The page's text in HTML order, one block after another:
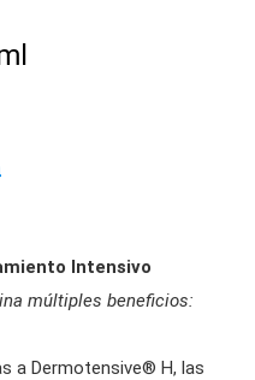
Intensivo
múltiples beneficios:
a Dermotensive® H, las